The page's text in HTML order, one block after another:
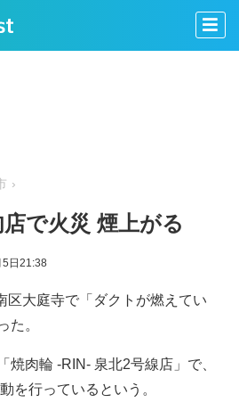
で火災 煙上がる
日21:38
区大庭寺で「ダクトが燃えてい
た。
焼肉輪 -RIN- 泉北2号線店」で、
を行っているという。